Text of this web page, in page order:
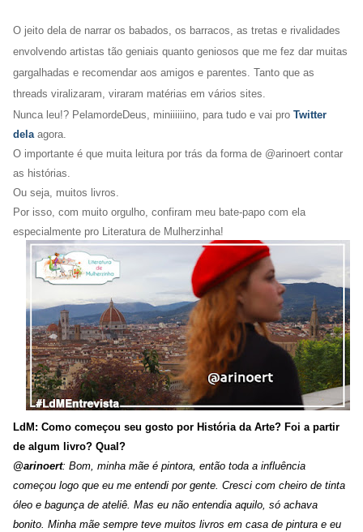
O jeito dela de narrar os babados, os barracos, as tretas e rivalidades
envolvendo artistas tão geniais quanto geniosos que me fez dar muitas
gargalhadas e recomendar aos amigos e parentes. Tanto que as
threads viralizaram, viraram matérias em vários sites.
Nunca leu!? PelamordeDeus, miniiiiiino, para tudo e vai pro Twitter
delaagora.
O importante é que muita leitura por trás da forma de @arinoert contar
as histórias.
Ou seja, muitos livros.
Por isso, com muito orgulho, confiram meu bate-papo com ela
especialmente pro Literatura de Mulherzinha!
LdM: Como começou seu gosto por História da Arte? Foi a partir
de algum livro? Qual?
@arinoert: Bom, minha mãe é pintora, então toda a influência
começou logo que eu me entendi por gente. Cresci com cheiro de tinta
óleo e bagunça de ateliê. Mas eu não entendia aquilo, só achava
bonito. Minha mãe sempre teve muitos livros em casa de pintura e eu